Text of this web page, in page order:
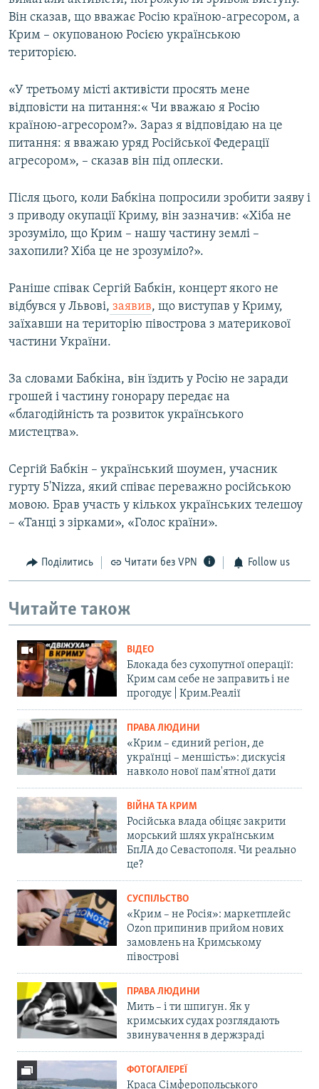
Він сказав, що вважає Росію країною-агресором, а
Крим – окупованою Росією українською
територією.
«У третьому місті активісти просять мене
відповісти на питання:« Чи вважаю я Росію
країною-агресором?». Зараз я відповідаю на це
питання: я вважаю уряд Російської Федерації
агресором», – сказав він під оплески.
Після цього, коли Бабкіна попросили зробити заяву і
з приводу окупації Криму, він зазначив: «Хіба не
зрозуміло, що Крим – нашу частину землі –
захопили? Хіба це не зрозуміло?».
Раніше співак Сергій Бабкін, концерт якого не
відбувся у Львові, заявив, що виступав у Криму,
заїхавши на територію півострова з материкової
частини України.
За словами Бабкіна, він їздить у Росію не заради
грошей і частину гонорару передає на
«благодійність та розвиток українського
мистецтва».
Сергій Бабкін – український шоумен, учасник
гурту 5'Nizza, який співає переважно російською
мовою. Брав участь у кількох українських телешоу
– «Танці з зірками», «Голос країни».
Поділитись Читати без VPN Follow us
Читайте також
ВІДЕО
Блокада без сухопутної операції:
Крим сам себе не заправить і не
прогодує | Крим.Реалії
ПРАВА ЛЮДИНИ
«Крим – єдиний регіон, де
українці – меншість»: дискусія
навколо нової пам'ятної дати
ВІЙНА ТА КРИМ
Російська влада обіцяє закрити
морський шлях українським
БпЛА до Севастополя. Чи реально
це?
СУСПІЛЬСТВО
«Крим – не Росія»: маркетплейс
Ozon припинив прийом нових
замовлень на Кримському
півострові
ПРАВА ЛЮДИНИ
Мить – і ти шпигун. Як у
кримських судах розглядають
звинувачення в держзраді
ФОТОГАЛЕРЕЇ
Краса Сімферопольського